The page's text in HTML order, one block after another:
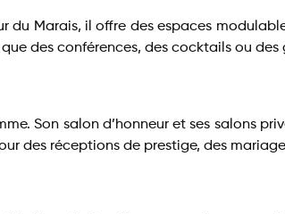
Marais, il offre des espaces
des conférences, des cocktails ou des
Son salon d’honneur et ses salons
des réceptions de prestige, des